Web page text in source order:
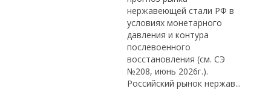
нержавеющей стали РФ в
условиях монетарного
давления и контура
послевоенного
восстановления (см. СЭ
№208, июнь 2026г.).
Российский рынок нержав...